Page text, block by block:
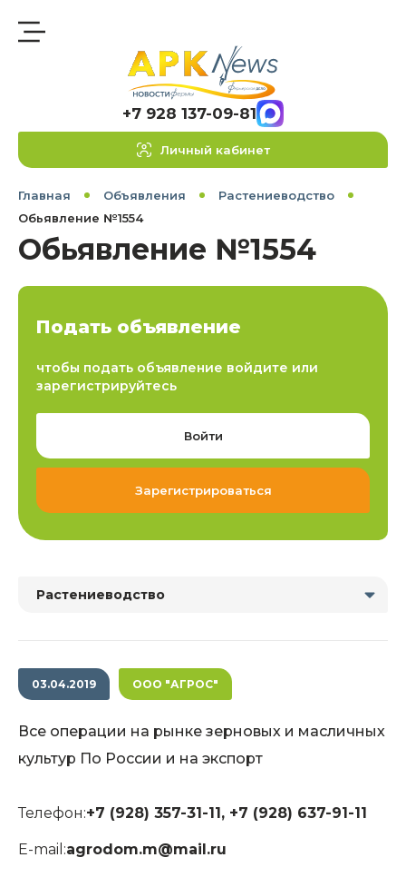
+7 928 137-09-81
Личный кабинет
Главная Объявления
Растениеводство
Обьявление №1554
Обьявление №1554
Подать объявление
чтобы подать объявление войдите или
зарегистрируйтесь
Войти
Зарегистрироваться
Растениеводство
03.04.2019 ООО "АГРОС"
Все операции на рынке зерновых и масличных
культур По России и на экспорт
Телефон:+7 (928) 357-31-11, +7 (928) 637-91-11
E-mail:agrodom.m@mail.ru